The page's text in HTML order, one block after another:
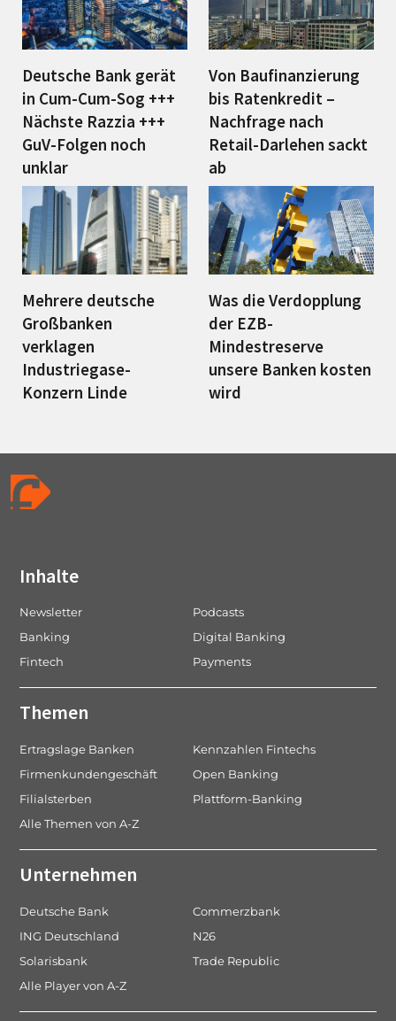
Deutsche Bank gerät
in Cum-Cum-Sog +++
Nächste Razzia +++
GuV-Folgen noch
unklar
Von Baufinanzierung
bis Ratenkredit –
Nachfrage nach
Retail-Darlehen sackt
ab
Mehrere deutsche
Großbanken
verklagen
Industriegase-
Konzern Linde
Was die Verdopplung
der EZB-
Mindestreserve
unsere Banken kosten
wird
Inhalte
Newsletter
Podcasts
Banking
Digital Banking
Fintech
Payments
Themen
Ertragslage Banken
Kennzahlen Fintechs
Firmenkundengeschäft
Open Banking
Filialsterben
Plattform-Banking
Alle Themen von A-Z
Unternehmen
Deutsche Bank
Commerzbank
ING Deutschland
N26
Solarisbank
Trade Republic
Alle Player von A-Z